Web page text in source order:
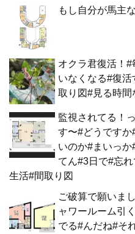
もし自分が馬主
オクラ君復活！
いなくなる#復
取り図#見る時間
監視されてる！
す〜#どうです
いのか#まいっ
てん#3日で#忘
生活#間取り図
ご破算で願いま
ャワールーム引
でる#んだね#そ